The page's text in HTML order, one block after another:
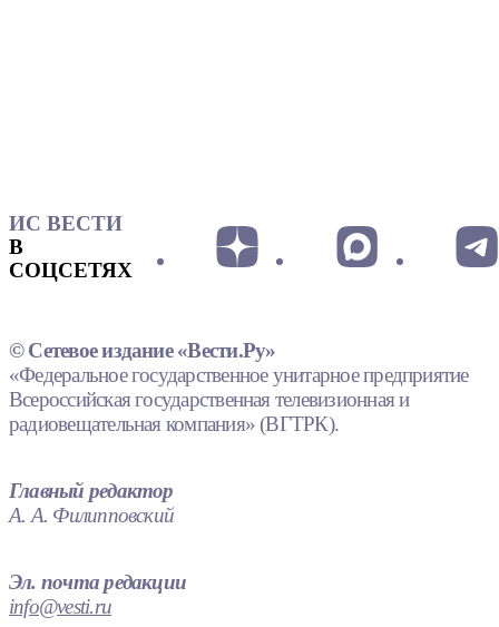
ИС ВЕСТИ
В
СОЦСЕТЯХ
© Сетевое издание «Вести.Ру»
«Федеральное государственное унитарное предприятие
Всероссийская государственная телевизионная и
радиовещательная компания» (ВГТРК).
Главный редактор
А. А. Филипповский
Эл. почта редакции
info@vesti.ru